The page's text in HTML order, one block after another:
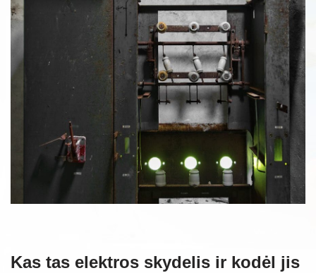
Kas tas elektros skydelis ir kodėl jis